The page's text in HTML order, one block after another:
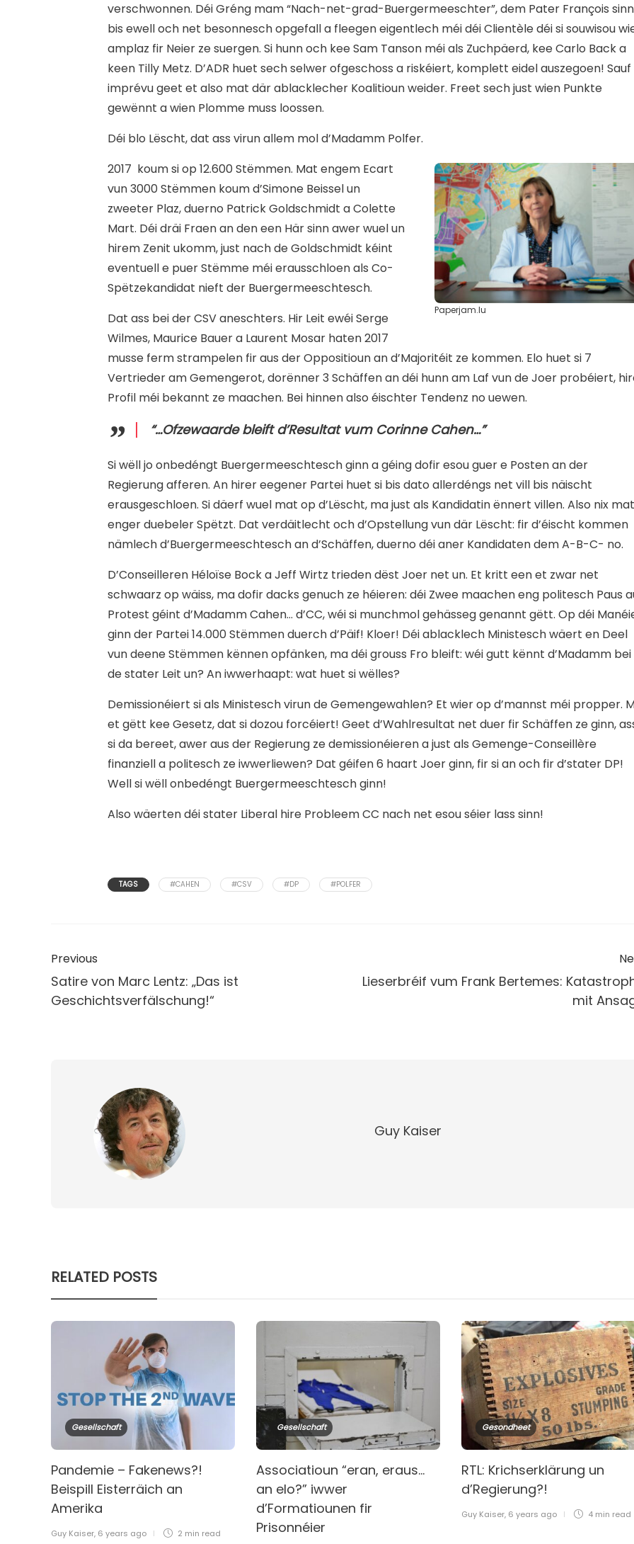
verschwonnen. Déi Gréng mam “Nach-net-grad-Buergermeeschter”, dem Pater François sinn
bis ewell och net besonnesch opgefall a fleegen eigentlech méi déi Clientèle déi si souwisou
amplaz fir Neier ze suergen. Si hunn och kee Sam Tanson méi als Zuchpäerd, kee Carlo Back a
keen Tilly Metz. D’ADR huet sech selwer ofgeschoss a riskéiert, komplett eidel auszegoen! Sauf
imprévu geet et also mat där ablacklecher Koalitioun weider. Freet sech just wien Punkte
gewënnt a wien Plomme muss loossen.
Déi blo Lëscht, dat ass virun allem mol d’Madamm Polfer.
Paperjam.lu
2017 koum si op 12.600 Stëmmen. Mat engem Ecart
vun 3000 Stëmmen koum d’Simone Beissel un
zweeter Plaz, duerno Patrick Goldschmidt a Colette
Mart. Déi dräi Fraen an den een Här sinn awer wuel un
hirem Zenit ukomm, just nach de Goldschmidt kéint
eventuell e puer Stëmme méi erausschloen als Co-
Spëtzekandidat nieft der Buergermeeschtesch.
Dat ass bei der CSV aneschters. Hir Leit ewéi Serge
Wilmes, Maurice Bauer a Laurent Mosar haten 2017
musse ferm strampelen fir aus der Oppositioun an d’Majoritéit ze kommen. Elo huet si 7
Vertrieder am Gemengerot, dorënner 3 Schäffen an déi hunn am Laf vun de Joer probéiert,
Profil méi bekannt ze maachen. Bei hinnen also éischter Tendenz no uewen.
“…Ofzewaarde bleift d’Resultat vum Corinne Cahen…”
Si wëll jo onbedéngt Buergermeeschtesch ginn a géing dofir esou guer e Posten an der
Regierung afferen. An hirer eegener Partei huet si bis dato allerdéngs net vill bis näischt
erausgeschloen. Si däerf wuel mat op d’Lëscht, ma just als Kandidatin ënnert villen. Also nix mat
enger duebeler Spëtzt. Dat verdäitlecht och d’Opstellung vun där Lëscht: fir d’éischt kommen
nämlech d’Buergermeeschtesch an d’Schäffen, duerno déi aner Kandidaten dem A-B-C- no.
D’Conseilleren Héloïse Bock a Jeff Wirtz trieden dëst Joer net un. Et kritt een et zwar net
schwaarz op wäiss, ma dofir dacks genuch ze héieren: déi Zwee maachen eng politesch Paus
Protest géint d’Madamm Cahen… d’CC, wéi si munchmol gehässeg genannt gëtt. Op déi
ginn der Partei 14.000 Stëmmen duerch d’Päif! Kloer! Déi ablacklech Ministesch wäert en Deel
vun deene Stëmmen kënnen opfänken, ma déi grouss Fro bleift: wéi gutt kënnt d’Madamm bei
de stater Leit un? An iwwerhaapt: wat huet si wëlles?
Demissionéiert si als Ministesch virun de Gemengewahlen? Et wier op d’mannst méi propper.
et gëtt kee Gesetz, dat si dozou forcéiert! Geet d’Wahlresultat net duer fir Schäffen ze ginn,
si da bereet, awer aus der Regierung ze demissionéieren a just als Gemenge-Conseillère
finanziell a politesch ze iwwerliewen? Dat géifen 6 haart Joer ginn, fir si an och fir d’stater DP!
Well si wëll onbedéngt Buergermeeschtesch ginn!
Also wäerten déi stater Liberal hire Probleem CC nach net esou séier lass sinn!
TAGS #CAHEN #CSV #DP #POLFER
Previous
Satire von Marc Lentz: „Das ist
Geschichtsverfälschung!“
Lieserbréif vum Frank Bertemes:
mit
Guy Kaiser
RELATED POSTS
Gesellschaft
Pandemie – Fakenews?!
Beispill Eisterräich an
Amerika
Guy Kaiser, 6 years ago 2 min read
Gesellschaft
Associatioun “eran, eraus…
an elo?” iwwer
d’Formatiounen fir
Prisonnéier
Gesondheet
RTL: Krichserklärung un
d’Regierung?!
Guy Kaiser, 6 years ago 4 min read